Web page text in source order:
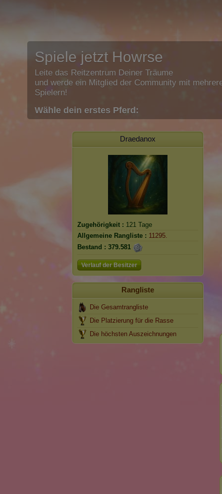
Spiele jetzt Howrse
Leite das Reitzentrum Deiner Träume
und werde ein Mitglied der Community mit
Spielern!
Wähle dein erstes Pferd:
Draedanox
Zugehörigkeit : 121 Tage
Allgemeine Rangliste : 11295.
Bestand : 379.581
Verlauf der Besitzer
Rangliste
Die Gesamtrangliste
Die Platzierung für die Rasse
Die höchsten Auszeichnungen